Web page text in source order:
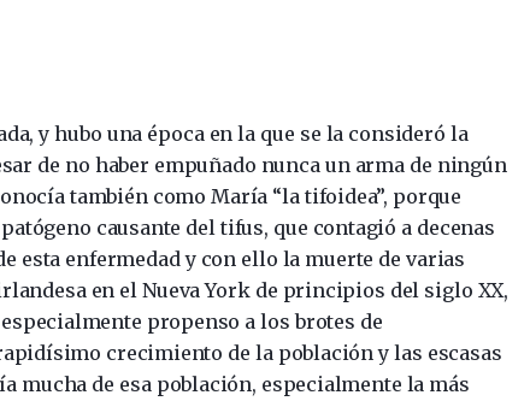
y hubo una época en la que se la consideró la
de no haber empuñado nunca un arma de ningún
también como María “la tifoidea”, porque
causante del tifus, que contagió a decenas
esta enfermedad y con ello la muerte de varias
en el Nueva York de principios del siglo XX,
propenso a los brotes de
crecimiento de la población y las escasas
mucha de esa población, especialmente la más